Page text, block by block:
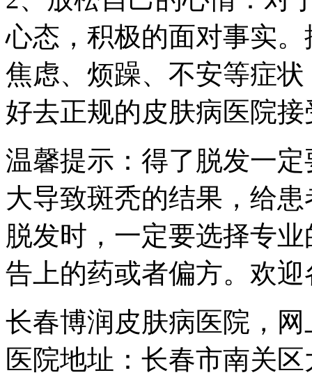
心态，积极的面对事实
焦虑、烦躁、不安等症
好去正规的皮肤病医院
温馨提示：得了脱发一
大导致斑秃的结果，给
脱发时，一定要选择专
告上的药或者偏方。欢
长春博润皮肤病医院，
医院地址：长春市南关